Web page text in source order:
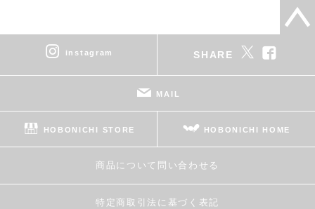
instagram SHARE
MAIL
HOBONICHI STORE HOBONICHI HOME
商品について問い合わせる
特定商取引法に基づく表記